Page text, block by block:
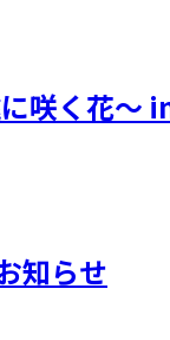
咲く花～
知らせ